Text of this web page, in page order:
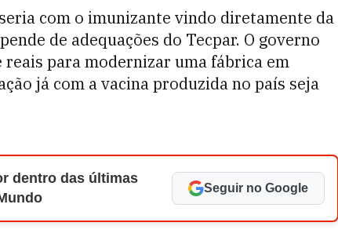
com o imunizante vindo diretamente da
de adequações do Tecpar. O governo
para modernizar uma fábrica em
já com a vacina produzida no país seja
dentro das últimas
Seguir no Google